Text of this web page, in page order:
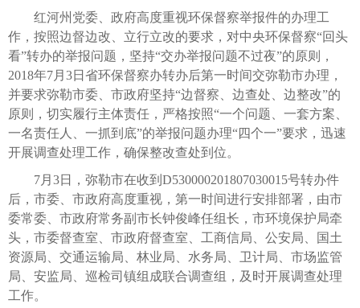
红河州党委、政府高度重视环保督察举报件的办理工
作，按照边督边改、立行立改的要求，对中央环保督察“回头
看”转办的举报问题，坚持“交办举报问题不过夜”的原则，
2018年7月3日省环保督察办转办后第一时间交弥勒市办理，
并要求弥勒市委、市政府坚持“边督察、边查处、边整改”的
原则，切实履行主体责任，严格按照“一个问题、一套方案、
一名责任人、一抓到底”的举报问题办理“四个一”要求，迅速
开展调查处理工作，确保整改查处到位。
7月3日，弥勒市在收到D530000201807030015号转办件
后，市委、市政府高度重视，第一时间进行安排部署，由市
委常委、市政府常务副市长钟俊峰任组长，市环境保护局牵
头，市委督查室、市政府督查室、工商信局、公安局、国土
资源局、交通运输局、林业局、水务局、卫计局、市场监管
局、安监局、巡检司镇组成联合调查组，及时开展调查处理
工作。